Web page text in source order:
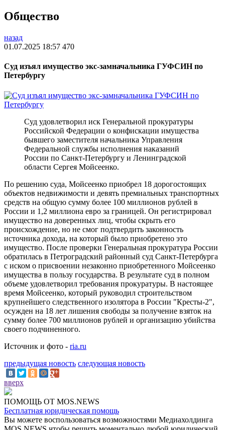
Общество
назад
01.07.2025 18:57 470
Суд изъял имущество экс-замначальника ГУФСИН по
Петербургу
Суд удовлетворил иск Генеральной прокуратуры
Российской Федерации о конфискации имущества
бывшего заместителя начальника Управления
Федеральной службы исполнения наказаний
России по Санкт-Петербургу и Ленинградской
области Сергея Мойсеенко.
По решению суда, Мойсеенко приобрел 18 дорогостоящих
объектов недвижимости и девять премиальных транспортных
средств на общую сумму более 100 миллионов рублей в
России и 1,2 миллиона евро за границей. Он регистрировал
имущество на доверенных лиц, чтобы скрыть его
происхождение, но не смог подтвердить законность
источника дохода, на который было приобретено это
имущество. После проверки Генеральная прокуратура России
обратилась в Петроградский районный суд Санкт-Петербурга
с иском о присвоении незаконно приобретенного Мойсеенко
имущества в пользу государства. В результате суд в полном
объеме удовлетворил требования прокуратуры. В настоящее
время Мойсеенко, который руководил строительством
крупнейшего следственного изолятора в России "Кресты-2",
осужден на 18 лет лишения свободы за получение взяток на
сумму более 700 миллионов рублей и организацию убийства
своего подчиненного.
Источник и фото - ria.ru
предыдущая новость следующая новость
вверх
ПОМОЩЬ ОТ MOS.NEWS
Бесплатная юридическая помощь
Вы можете воспользоваться возможностями Медиахолдинга